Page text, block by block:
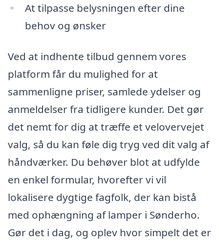
At tilpasse belysningen efter dine
behov og ønsker
Ved at indhente tilbud gennem vores
platform får du mulighed for at
sammenligne priser, samlede ydelser og
anmeldelser fra tidligere kunder. Det gør
det nemt for dig at træffe et velovervejet
valg, så du kan føle dig tryg ved dit valg af
håndværker. Du behøver blot at udfylde
en enkel formular, hvorefter vi vil
lokalisere dygtige fagfolk, der kan bistå
med ophængning af lamper i Sønderho.
Gør det i dag, og oplev hvor simpelt det er